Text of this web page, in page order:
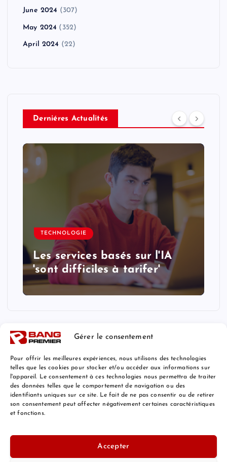
Gérer le consentement
Pour offrir les meilleures expériences, nous utilisons des technologies
telles que les cookies pour stocker et/ou accéder aux informations sur
l'appareil. Le consentement à ces technologies nous permettra de traiter
des données telles que le comportement de navigation ou des
identifiants uniques sur ce site. Le fait de ne pas consentir ou de retirer
son consentement peut affecter négativement certaines caractéristiques
et fonctions.
Accepter
June 2024 (307)
May 2024 (352)
April 2024 (22)
Derniéres Actualités
TECHNOLOGIE
Les services basés sur l'IA
'sont difficiles à tarifer'
Mentions Légales